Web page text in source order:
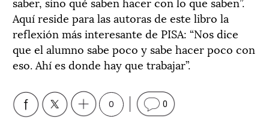
Aquí reside para las autoras de este libro la
reflexión más interesante de PISA: “Nos dice
que el alumno sabe poco y sabe hacer poco con
eso. Ahí es donde hay que trabajar”.
0 0